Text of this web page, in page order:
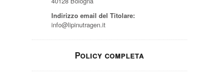
Indirizzo email del Titolare:
info@lipinutragen.it
Policy completa